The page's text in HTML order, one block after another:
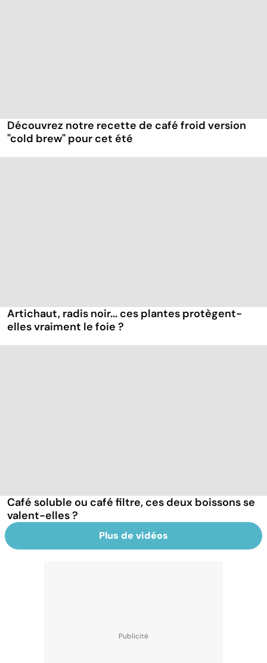
Découvrez notre recette de café froid version
"cold brew" pour cet été
Artichaut, radis noir... ces plantes protègent-
elles vraiment le foie ?
Café soluble ou café filtre, ces deux boissons se
valent-elles ?
Plus de vidéos